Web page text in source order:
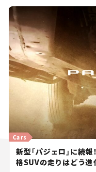
Cars
新型「パジェロ」に続
格SUVの走りはどう進